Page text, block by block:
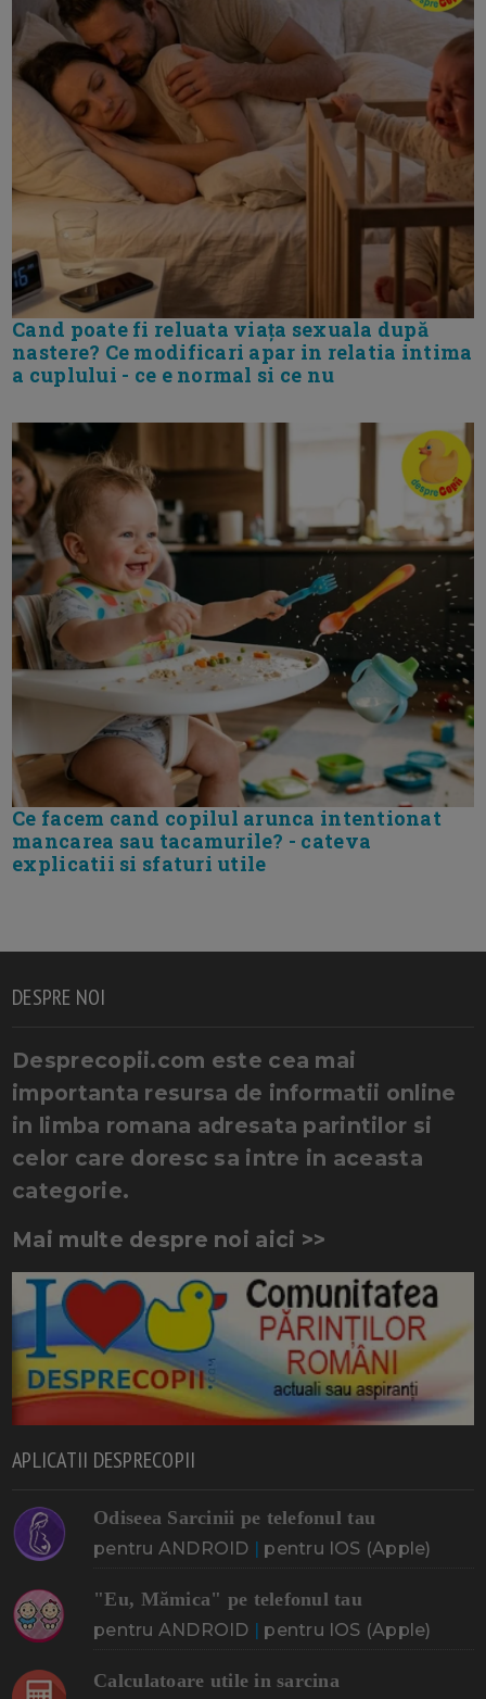
Cand poate fi reluata viața sexuala după
nastere? Ce modificari apar in relatia intima
a cuplului - ce e normal si ce nu
Ce facem cand copilul arunca intentionat
mancarea sau tacamurile? - cateva
explicatii si sfaturi utile
DESPRE NOI
Desprecopii.com este cea mai
importanta resursa de informatii online
in limba romana adresata parintilor si
celor care doresc sa intre in aceasta
categorie.
Mai multe despre noi aici >>
APLICATII DESPRECOPII
Odiseea Sarcinii pe telefonul tau
pentru ANDROID pentru IOS (Apple)
"Eu, Mămica" pe telefonul tau
pentru ANDROID pentru IOS (Apple)
Calculatoare utile in sarcina